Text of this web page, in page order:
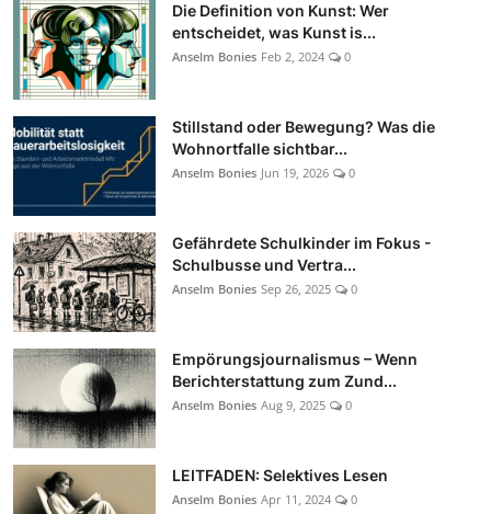
Die Definition von Kunst: Wer
entscheidet, was Kunst is...
Anselm Bonies Feb 2, 2024 0
Stillstand oder Bewegung? Was die
Wohnortfalle sichtbar...
Anselm Bonies Jun 19, 2026 0
Gefährdete Schulkinder im Fokus -
Schulbusse und Vertra...
Anselm Bonies Sep 26, 2025 0
Empörungsjournalismus – Wenn
Berichterstattung zum Zund...
Anselm Bonies Aug 9, 2025 0
LEITFADEN: Selektives Lesen
Anselm Bonies Apr 11, 2024 0